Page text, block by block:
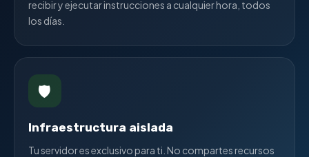
recibir y ejecutar instrucciones a cualquier hora, todos
los días.
🛡️
Infraestructura aislada
Tu servidor es exclusivo para ti. No compartes recursos